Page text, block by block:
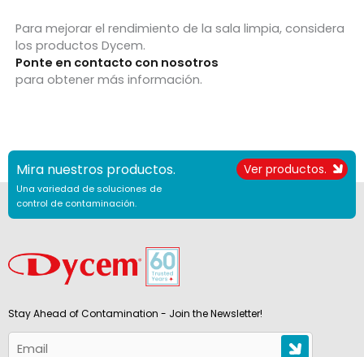
Para mejorar el rendimiento de la sala limpia, considera
los productos Dycem.
Ponte en contacto con nosotros
para obtener más información.
Mira nuestros productos.
Una variedad de soluciones de
control de contaminación.
Ver productos.
Stay Ahead of Contamination - Join the Newsletter!